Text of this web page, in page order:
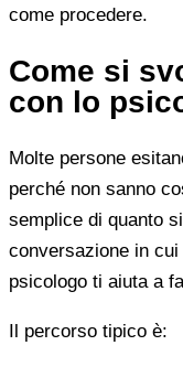
come procedere.
Come si
con lo
Molte persone
perché non sanno
semplice di quanto
conversazione in
psicologo ti aiuta a
Il percorso tipico è: